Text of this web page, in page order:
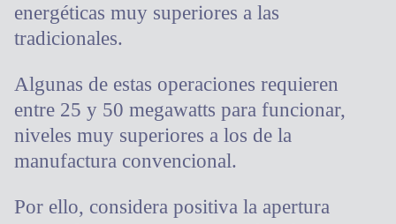
energéticas muy superiores a las
tradicionales.
Algunas de estas operaciones requieren
entre 25 y 50 megawatts para funcionar,
niveles muy superiores a los de la
manufactura convencional.
Por ello, considera positiva la apertura